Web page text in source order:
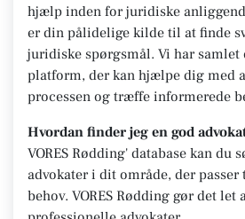
hjælp inden for juridiske
er din pålidelige kilde til at finde
juridiske spørgsmål. Vi har samlet
platform, der kan hjælpe dig med
processen og træffe informerede
Hvordan finder jeg en god
VORES Rødding' database kan du
advokater i dit område, der
behov. VORES Rødding gør det let